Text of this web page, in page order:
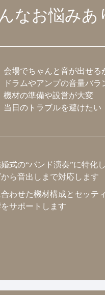
なお悩みあ
会場でちゃんと音が出せる
ドラムやアンプの音量バ
機材の準備や設営が大変
当日のトラブルを避けたい
式の“バンド演奏”に特化
ら音出しまで対応します
わせた機材構成とセッテ
サポートします